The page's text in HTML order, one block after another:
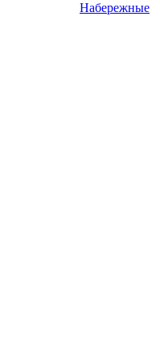
Набережные